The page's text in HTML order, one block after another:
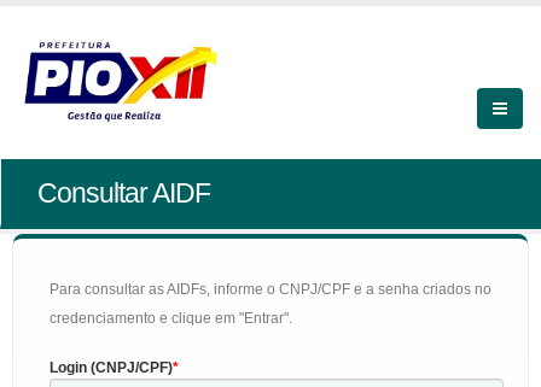
Consultar AIDF
Para consultar as AIDFs, informe o CNPJ/CPF e a senha criados no
credenciamento e clique em "Entrar".
Login (CNPJ/CPF)